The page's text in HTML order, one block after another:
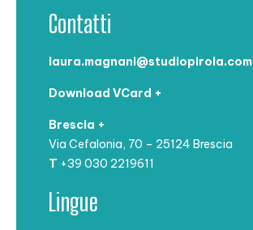
Contatti
laura.magnani@studiopirola.com
Download VCard +
Brescia +
Via Cefalonia, 70 – 25124 Brescia
T +39 030 2219611
Lingue